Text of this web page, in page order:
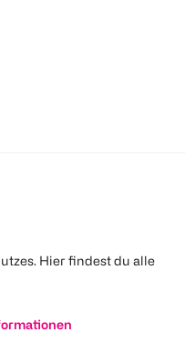
Hier findest du alle